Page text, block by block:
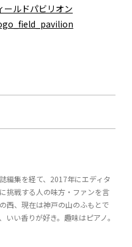
ールドパビリオン
編集を経て、2017年にエディタ
挑戦する人の味方・ファンを言
西、現在は神戸の山のふもとで
い香りが好き。趣味はピアノ。